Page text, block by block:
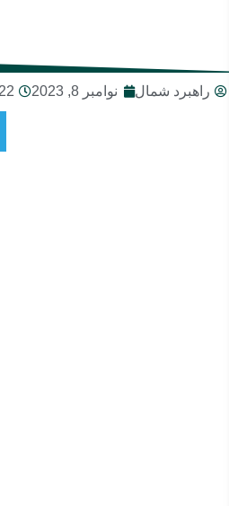
راهبرد شمال نوامبر 8, 2023